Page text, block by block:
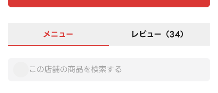
メニュー レビュー（34）